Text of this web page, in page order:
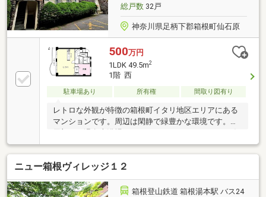
総戸数32戸
神奈川県足柄下郡箱根町仙石原
500万円
1LDK 49.5m2
1階 西
駐車場あり 所有権 間取り図有り
レトロな外観が特徴の箱根町イタリ地区エリアにある
マンションです。周辺は閑静で緑豊かな環境です。共
根カントリーを望む開放的な眺望をお楽しみいただけ
ます。
ニュー箱根ヴィレッジ１２
箱根登山鉄道 箱根湯本駅 バス24